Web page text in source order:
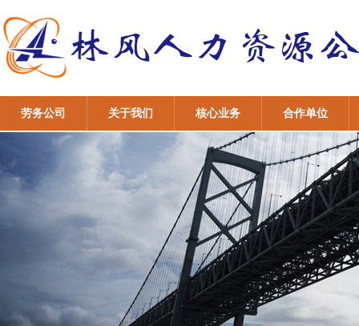
劳务公司 关于我们 核心业务 合作单位